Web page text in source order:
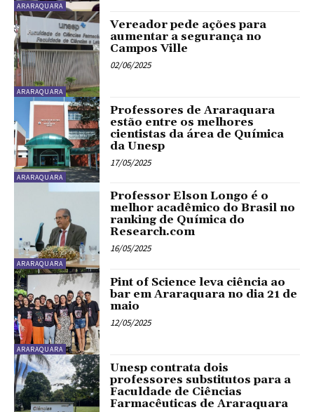
ARARAQUARA
ARARAQUARA
Vereador pede ações para
aumentar a segurança no
Campos Ville
02/06/2025
ARARAQUARA
Professores de Araraquara
estão entre os melhores
cientistas da área de Química
da Unesp
17/05/2025
ARARAQUARA
Professor Elson Longo é o
melhor acadêmico do Brasil no
ranking de Química do
Research.com
16/05/2025
ARARAQUARA
Pint of Science leva ciência ao
bar em Araraquara no dia 21 de
maio
12/05/2025
Unesp contrata dois
professores substitutos para a
Faculdade de Ciências
Farmacêuticas de Araraquara